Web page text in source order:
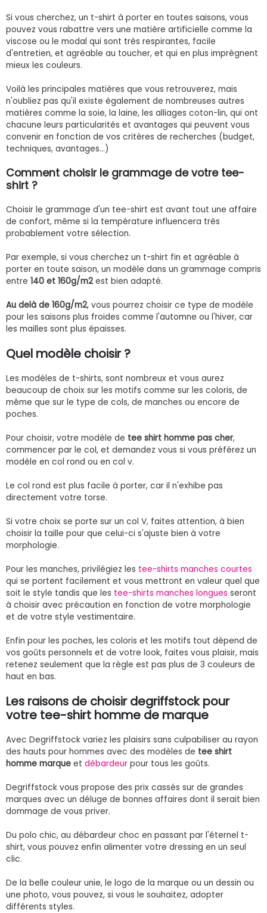
Si vous cherchez, un t-shirt à porter en toutes saisons, vous
pouvez vous rabattre vers une matière artificielle comme la
viscose ou le modal qui sont très respirantes, facile
d'entretien, et agréable au toucher, et qui en plus imprègnent
mieux les couleurs.
Voilà les principales matières que vous retrouverez, mais
n'oubliez pas qu'il existe également de nombreuses autres
matières comme la soie, la laine, les alliages coton-lin, qui ont
chacune leurs particularités et avantages qui peuvent vous
convenir en fonction de vos critères de recherches (budget,
techniques, avantages...)
Comment choisir le grammage de votre tee-
shirt ?
Choisir le grammage d'un tee-shirt est avant tout une affaire
de confort, même si la température influencera très
probablement votre sélection.
Par exemple, si vous cherchez un t-shirt fin et agréable à
porter en toute saison, un modèle dans un grammage compris
entre 140 et 160g/m2est bien adapté.
Au delà de 160g/m2, vous pourrez choisir ce type de modèle
pour les saisons plus froides comme l'automne ou l'hiver, car
les mailles sont plus épaisses.
Quel modèle choisir ?
Les modèles de t-shirts, sont nombreux et vous aurez
beaucoup de choix sur les motifs comme sur les coloris, de
même que sur le type de cols, de manches ou encore de
poches.
Pour choisir, votre modèle de tee shirt homme pas cher,
commencer par le col, et demandez vous si vous préférez un
modèle en col rond ou en col v.
Le col rond est plus facile à porter, car il n'exhibe pas
directement votre torse.
Si votre choix se porte sur un col V, faites attention, à bien
choisir la taille pour que celui-ci s'ajuste bien à votre
morphologie.
Pour les manches, privilégiez les tee-shirts manches courtes
qui se portent facilement et vous mettront en valeur quel que
soit le style tandis que les tee-shirts manches longues seront
à choisir avec précaution en fonction de votre morphologie
et de votre style vestimentaire.
Enfin pour les poches, les coloris et les motifs tout dépend de
vos goûts personnels et de votre look, faites vous plaisir, mais
retenez seulement que la règle est pas plus de 3 couleurs de
haut en bas.
Les raisons de choisir degriffstock pour
votre tee-shirt homme de marque
Avec Degriffstock variez les plaisirs sans culpabiliser au rayon
des hauts pour hommes avec des modèles de tee shirt
homme marque et débardeur pour tous les goûts.
Degriffstock vous propose des prix cassés sur de grandes
marques avec un déluge de bonnes affaires dont il serait bien
dommage de vous priver.
Du polo chic, au débardeur choc en passant par l'éternel t-
shirt, vous pouvez enfin alimenter votre dressing en un seul
clic.
De la belle couleur unie, le logo de la marque ou un dessin ou
une photo, vous pouvez, si vous le souhaitez, adopter
différents styles.